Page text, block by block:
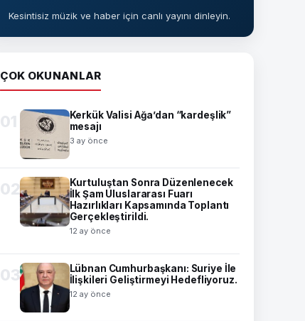
Kesintisiz müzik ve haber için canlı yayını dinleyin.
ÇOK OKUNANLAR
01
Kerkük Valisi Ağa’dan “kardeşlik”
mesajı
3 ay önce
02
Kurtuluştan Sonra Düzenlenecek
İlk Şam Uluslararası Fuarı
Hazırlıkları Kapsamında Toplantı
Gerçekleştirildi.
12 ay önce
03
Lübnan Cumhurbaşkanı: Suriye İle
İlişkileri Geliştirmeyi Hedefliyoruz.
12 ay önce